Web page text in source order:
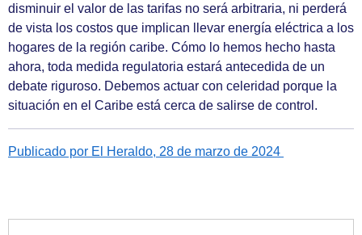
disminuir el valor de las tarifas no será arbitraria, ni perderá
de vista los costos que implican llevar energía eléctrica a los
hogares de la región caribe. Cómo lo hemos hecho hasta
ahora, toda medida regulatoria estará antecedida de un
debate riguroso. Debemos actuar con celeridad porque la
situación en el Caribe está cerca de salirse de control.
Publicado por El Heraldo, 28 de marzo de 2024